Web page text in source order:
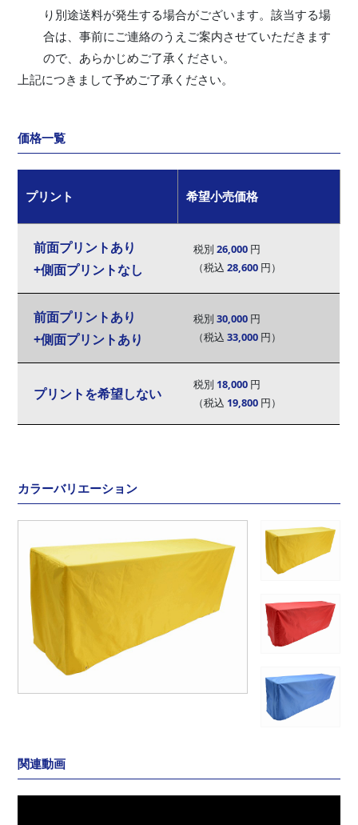
り別途送料が発生する場合がございます。該当する場
合は、事前にご連絡のうえご案内させていただきます
ので、あらかじめご了承ください。
上記につきまして予めご了承ください。
価格一覧
プリント 希望小売価格
前面プリントあり
+側面プリントなし
税別 26,000 円
（税込 28,600 円）
前面プリントあり
+側面プリントあり
税別 30,000 円
（税込 33,000 円）
プリントを希望しない
税別 18,000 円
（税込 19,800 円）
カラーバリエーション
関連動画